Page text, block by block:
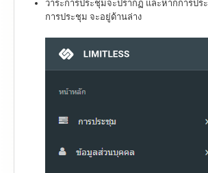
วาระการประชุมจะปรากฏ และหากการป
การประชุม จะอยู่ด้านล่าง